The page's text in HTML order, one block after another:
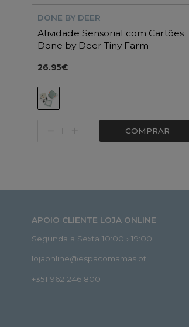
DONE BY DEER
Atividade Sensorial com Cartões
Done by Deer Tiny Farm
26.95€
COMPRAR
APOIO CLIENTE LOJA ONLINE
Segunda a Sexta 10:00 › 19:00
lojaonline@espacomamas.pt
+351 962 246 800